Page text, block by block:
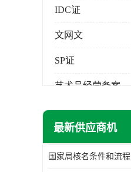
IDC证
文网文
SP证
艺术品经营备案
最新供应商机
国家局核名条件和流程